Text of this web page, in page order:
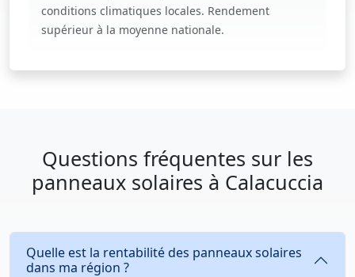
conditions climatiques locales. Rendement
supérieur à la moyenne nationale.
Questions fréquentes sur les
panneaux solaires à Calacuccia
Quelle est la rentabilité des panneaux solaires
dans ma région ?